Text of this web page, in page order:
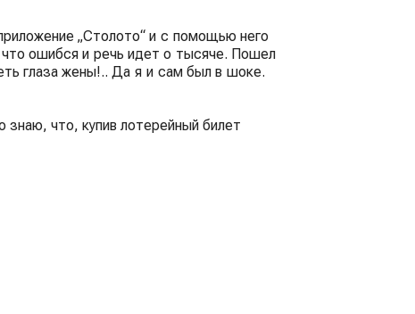
„Столото“ и с помощью него
ошибся и речь идет о тысяче. Пошел
глаза жены!.. Да я и сам был в шоке.
что, купив лотерейный билет